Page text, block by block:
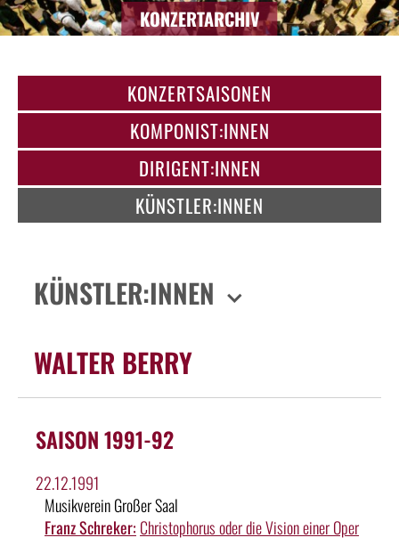
KONZERTARCHIV
KONZERTSAISONEN
KOMPONIST:INNEN
DIRIGENT:INNEN
KÜNSTLER:INNEN
KÜNSTLER:INNEN
WALTER BERRY
SAISON 1991-92
22.12.1991
Musikverein Großer Saal
Franz Schreker: Christophorus oder die Vision einer Oper